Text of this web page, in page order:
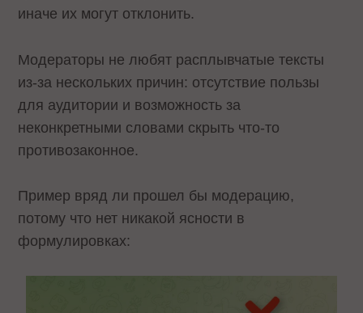
иначе их могут отклонить.
Модераторы не любят расплывчатые тексты
из-за нескольких причин: отсутствие пользы
для аудитории и возможность за
неконкретными словами скрыть что-то
противозаконное.
Пример вряд ли прошел бы модерацию,
потому что нет никакой ясности в
формулировках: